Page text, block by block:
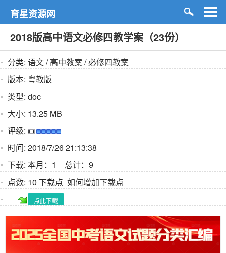
育星资源网
2018版高中语文必修四教学案（23份）
分类: 语文/高中教案/必修四教案
版本: 粤教版
类型: doc
大小: 13.25 MB
评级:
时间: 2018/7/26 21:13:38
下载: 本月：1 总计：9
点数: 10 下载点 如何增加下载点
点此下载